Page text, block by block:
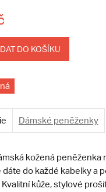
DO KOŠÍKU
Dámské peněženky
kožená
dáte do každé kabelky a
kůže, stylové